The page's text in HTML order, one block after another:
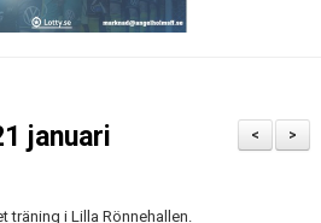
>
<
januari
träning i Lilla Rönnehallen.